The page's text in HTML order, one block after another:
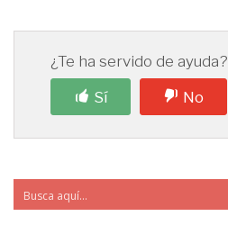
¿Te ha servido de ayuda?
Sí
No